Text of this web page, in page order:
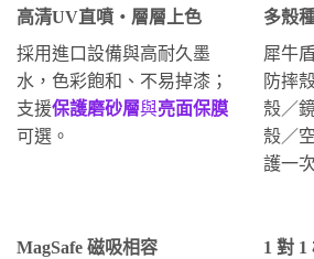
高清UV直噴・層層上色
採用進口設備與高耐久墨
水，色彩飽和、不易掉漆；
支援保護磨砂層與亮面保膜
可選。
多殼
犀牛
防摔
殼／
殼／
護一
MagSafe 磁吸相容
1 對 1